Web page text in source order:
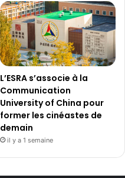
L’ESRA s’associe à la
Communication
University of China pour
former les cinéastes de
demain
il y a 1 semaine